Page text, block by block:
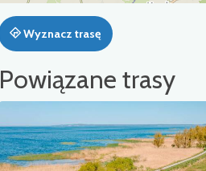
Wyznacz trasę
Powiązane trasy